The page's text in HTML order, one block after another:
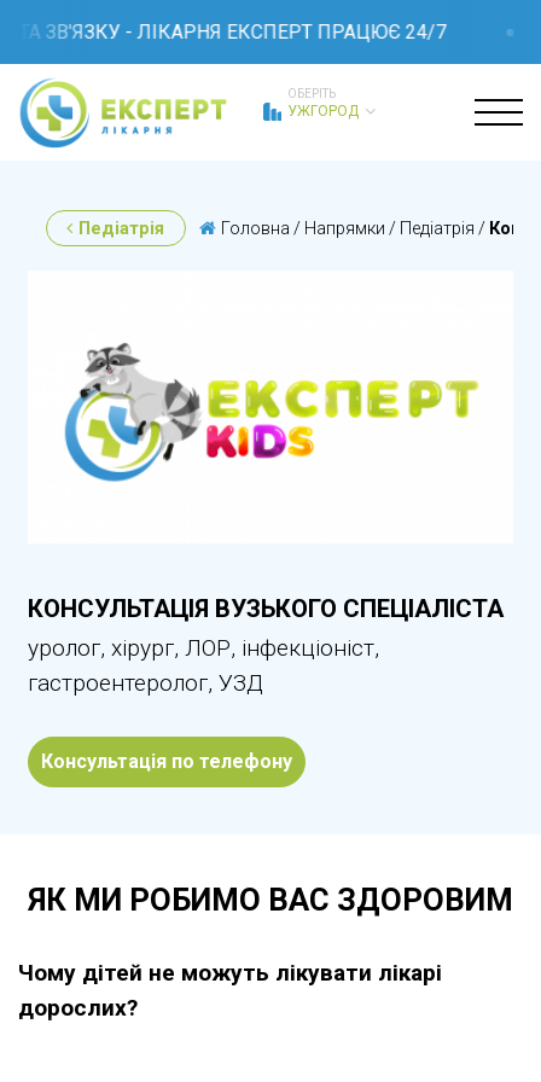
ЗВ'ЯЗКУ - ЛІКАРНЯ ЕКСПЕРТ ПРАЦЮЄ 24/7
ОБЕРІТЬ
УЖГОРОД
Педіатрія Головна / Напрямки / Педіатрія /
КОНСУЛЬТАЦІЯ ВУЗЬКОГО СПЕЦІАЛІСТА
уролог, хірург, ЛОР, інфекціоніст,
гастроентеролог, УЗД
Консультація по телефону
ЯК МИ РОБИМО ВАС ЗДОРОВИМ
Чому дітей не можуть лікувати лікарі
дорослих?